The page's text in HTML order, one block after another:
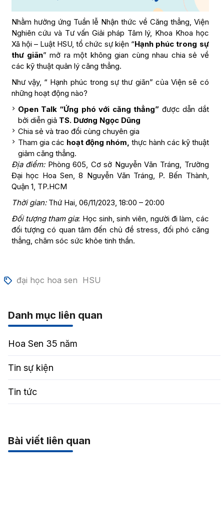
Nhằm hưởng ứng Tuần lễ Nhận thức về Căng thẳng, Viện
Nghiên cứu và Tư vấn Giải pháp Tâm lý, Khoa Khoa học
Xã hội – Luật HSU, tổ chức sự kiện “Hạnh phúc trong sự
thư giãn” mở ra một không gian cùng nhau chia sẻ về
các kỹ thuật quản lý căng thẳng.
Như vậy, “ Hạnh phúc trong sự thư giãn” của Viện sẽ có
những hoạt động nào?
Open Talk “Ứng phó với căng thẳng” được dẫn dắt
bởi diễn giả TS. Dương Ngọc Dũng
Chia sẻ và trao đổi cùng chuyên gia
Tham gia các hoạt động nhóm, thực hành các kỹ thuật
giảm căng thẳng.
Địa điểm: Phòng 605, Cơ sở Nguyễn Văn Tráng, Trường
Đại học Hoa Sen, 8 Nguyễn Văn Tráng, P. Bến Thành,
Quận 1, TP.HCM
Thời gian: Thứ Hai, 06/11/2023, 18:00 – 20:00
Đối tượng tham gia: Học sinh, sinh viên, người đi làm, các
đối tượng có quan tâm đến chủ đề stress, đối phó căng
thẳng, chăm sóc sức khỏe tinh thần.
đại học hoa sen HSU
Danh mục liên quan
Hoa Sen 35 năm
Tin sự kiện
Tin tức
Bài viết liên quan